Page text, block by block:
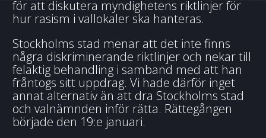
för att diskutera myndighetens riktlinjer för
hur rasism i vallokaler ska hanteras.
Stockholms stad menar att det inte finns
några diskriminerande riktlinjer och nekar till
felaktig behandling i samband med att han
fråntogs sitt uppdrag. Vi hade därför inget
annat alternativ än att dra Stockholms stad
och valnämnden inför rätta. Rättegången
började den 19:e januari.